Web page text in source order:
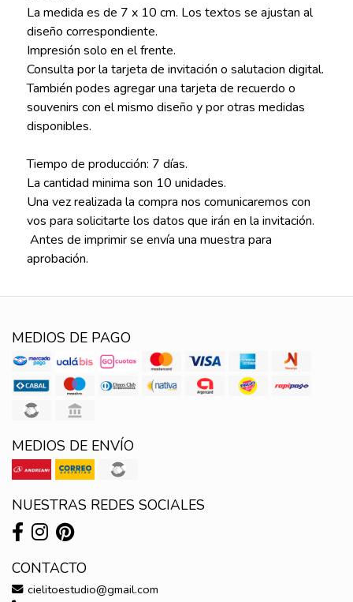
La medida es de 7 x 10 cm. Los textos se ajustan al
diseño correspondiente.
Impresión solo en el frente.
Consulta por la tarjeta de invitación o salutacion digital.
También podes agregar una tarjeta de recuerdo o
souvenirs con el mismo diseño y por otras medidas
disponibles.
Tiempo de producción: 7 días.
La cantidad minima son 10 unidades.
Una vez realizada la compra nos comunicaremos con
vos para solicitarte los datos que irán en la invitación.
Antes de imprimir se envía una muestra para
aprobación.
MEDIOS DE PAGO
MEDIOS DE ENVÍO
NUESTRAS REDES SOCIALES
CONTACTO
cielitoestudio@gmail.com